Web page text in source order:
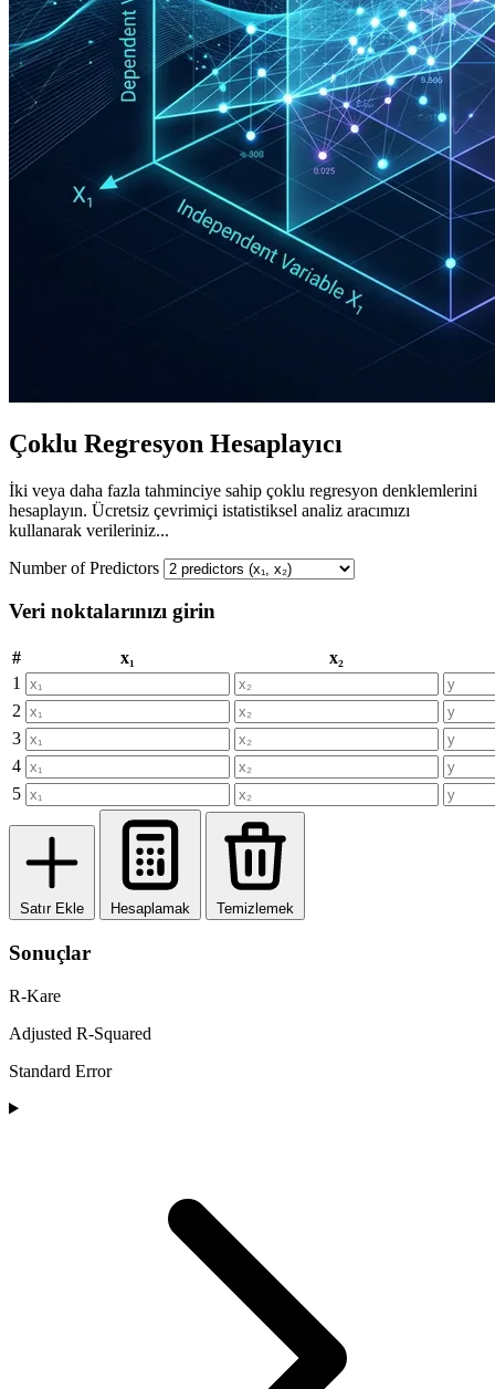
Çoklu Regresyon Hesaplayıcı
İki veya daha fazla tahminciye sahip çoklu regresyon denklemlerini
hesaplayın. Ücretsiz çevrimiçi istatistiksel analiz aracımızı
kullanarak verileriniz...
Number of Predictors
Veri noktalarınızı girin
# x₁
x₂
1
2
3
4
5
Satır Ekle Hesaplamak Temizlemek
Sonuçlar
R-Kare
Adjusted R-Squared
Standard Error